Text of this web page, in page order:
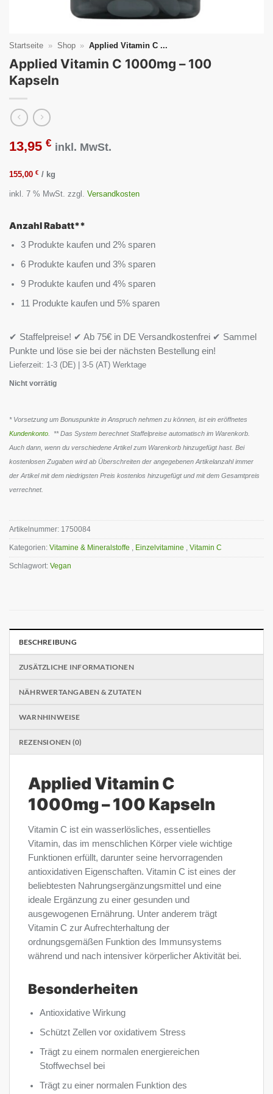
Startseite » Shop » Applied Vitamin C ...
Applied Vitamin C 1000mg – 100
Kapseln
13,95 € inkl. MwSt.
155,00 € / kg
inkl. 7 % MwSt. zzgl. Versandkosten
Anzahl Rabatt**
3 Produkte kaufen und 2% sparen
6 Produkte kaufen und 3% sparen
9 Produkte kaufen und 4% sparen
11 Produkte kaufen und 5% sparen
✔ Staffelpreise! ✔ Ab 75€ in DE Versandkostenfrei ✔ Sammel
Punkte und löse sie bei der nächsten Bestellung ein!
Lieferzeit: 1-3 (DE) | 3-5 (AT) Werktage
Nicht vorrätig
* Vorsetzung um Bonuspunkte in Anspruch nehmen zu können, ist ein eröffnetes
Kundenkonto . ** Das System berechnet Staffelpreise automatisch im Warenkorb.
Auch dann, wenn du verschiedene Artikel zum Warenkorb hinzugefügt hast. Bei
kostenlosen Zugaben wird ab Überschreiten der angegebenen Artikelanzahl immer
der Artikel mit dem niedrigsten Preis kostenlos hinzugefügt und mit dem Gesamtpreis
verrechnet.
Artikelnummer: 1750084
Kategorien: Vitamine & Mineralstoffe , Einzelvitamine , Vitamin C
Schlagwort: Vegan
BESCHREIBUNG
ZUSÄTZLICHE INFORMATIONEN
NÄHRWERTANGABEN & ZUTATEN
WARNHINWEISE
REZENSIONEN (0)
Applied Vitamin C
1000mg – 100 Kapseln
Vitamin C ist ein wasserlösliches, essentielles
Vitamin, das im menschlichen Körper viele wichtige
Funktionen erfüllt, darunter seine hervorragenden
antioxidativen Eigenschaften. Vitamin C ist eines der
beliebtesten Nahrungsergänzungsmittel und eine
ideale Ergänzung zu einer gesunden und
ausgewogenen Ernährung. Unter anderem trägt
Vitamin C zur Aufrechterhaltung der
ordnungsgemäßen Funktion des Immunsystems
während und nach intensiver körperlicher Aktivität bei.
Besonderheiten
Antioxidative Wirkung
Schützt Zellen vor oxidativem Stress
Trägt zu einem normalen energiereichen
Stoffwechsel bei
Trägt zu einer normalen Funktion des